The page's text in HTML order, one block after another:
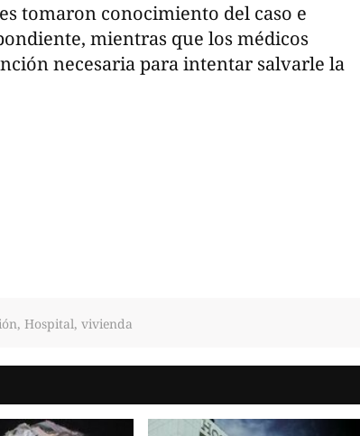
tomaron conocimiento del caso e
mientras que los médicos
necesaria para intentar salvarle la
Hospital, vivienda